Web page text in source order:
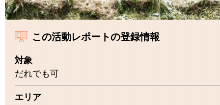
この活動レポートの登録情報
対象
だれでも可
エリア